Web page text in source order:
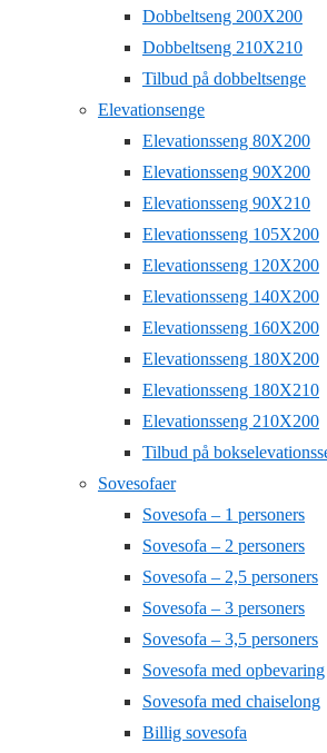
Dobbeltseng 200X200
Dobbeltseng 210X210
Tilbud på dobbeltsenge
Elevationsenge
Elevationsseng 80X200
Elevationsseng 90X200
Elevationsseng 90X210
Elevationsseng 105X200
Elevationsseng 120X200
Elevationsseng 140X200
Elevationsseng 160X200
Elevationsseng 180X200
Elevationsseng 180X210
Elevationsseng 210X200
Tilbud på
Sovesofaer
Sovesofa – 1 personers
Sovesofa – 2 personers
Sovesofa – 2,5 personers
Sovesofa – 3 personers
Sovesofa – 3,5 personers
Sovesofa med opbevaring
Sovesofa med chaiselong
Billig sovesofa